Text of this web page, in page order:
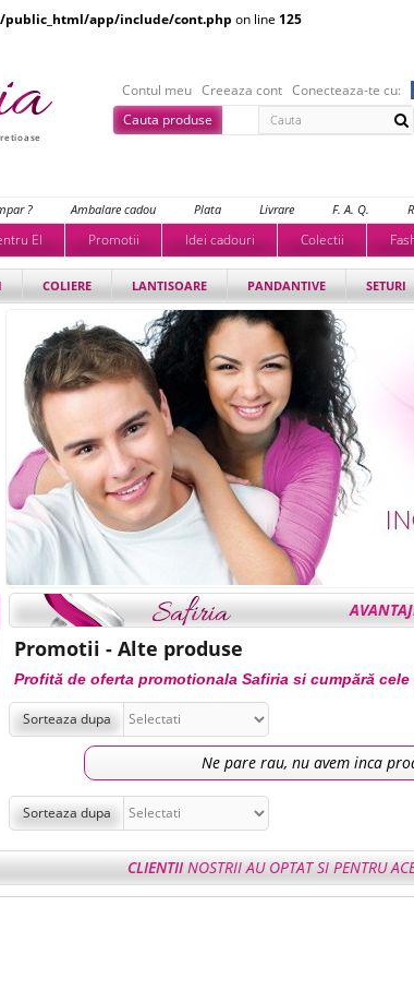
app/include/cont.php on line 125
Contul meu Creeaza cont Conecteaza-te cu:
Cauta produse
? Ambalare cadou Plata Livrare F. A. Q.
El Promotii Idei cadouri Colectii
COLIERE LANTISOARE PANDANTIVE SETURI
Promotii - Alte produse
Profită de oferta promotionala Safiria si cumpără
Sorteaza dupa
Ne pare rau, nu avem inca
Sorteaza dupa
CLIENTIINOSTRII AU OPTAT SI PENTRU